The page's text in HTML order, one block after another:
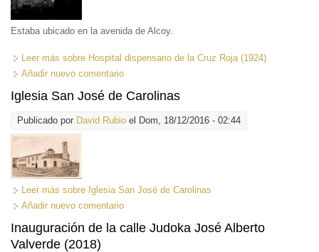
Estaba ubicado en la avenida de Alcoy.
Leer más sobre Hospital dispensario de la Cruz Roja (1924)
Añadir nuevo comentario
Iglesia San José de Carolinas
Publicado por David Rubio el Dom, 18/12/2016 - 02:44
Leer más sobre Iglesia San José de Carolinas
Añadir nuevo comentario
Inauguración de la calle Judoka José Alberto
Valverde (2018)